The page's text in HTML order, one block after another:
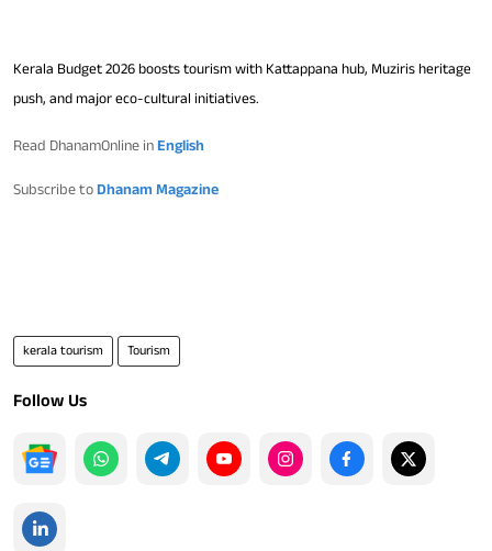
Kerala Budget 2026 boosts tourism with Kattappana hub, Muziris heritage
push, and major eco-cultural initiatives.
Read DhanamOnline in English
Subscribe to Dhanam Magazine
kerala tourism Tourism
Follow Us